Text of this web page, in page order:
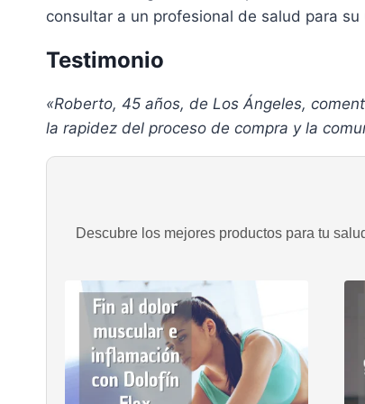
consultar a un profesional de salud para
Testimonio
«Roberto, 45 años, de Los Ángeles,
la rapidez del proceso de compra y la
Descubre los mejores productos para tu